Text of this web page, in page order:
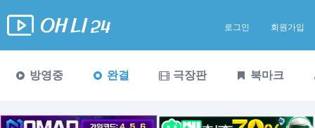
로그인 회원가입
방영중 완결 극장판 북마크